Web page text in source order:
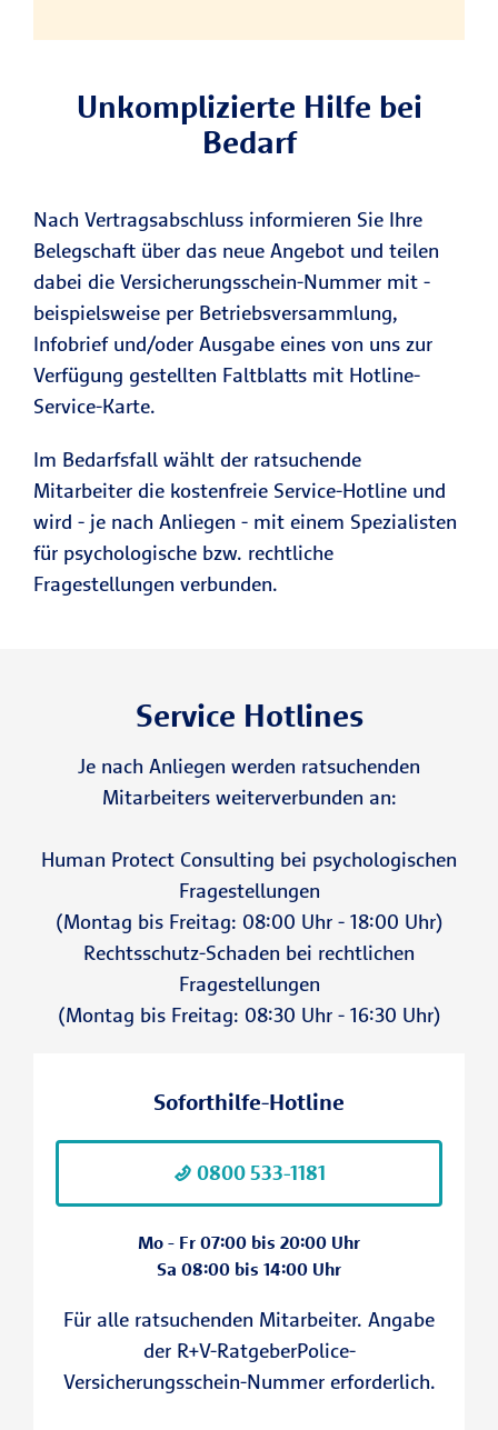
Unkomplizierte Hilfe bei
Bedarf
Nach Vertragsabschluss informieren Sie Ihre
Belegschaft über das neue Angebot und teilen
dabei die Versicherungsschein-Nummer mit -
beispielsweise per Betriebsversammlung,
Infobrief und/oder Ausgabe eines von uns zur
Verfügung gestellten Faltblatts mit Hotline-
Service-Karte.
Im Bedarfsfall wählt der ratsuchende
Mitarbeiter die kostenfreie Service-Hotline und
wird - je nach Anliegen - mit einem Spezialisten
für psychologische bzw. rechtliche
Fragestellungen verbunden.
Service Hotlines
Je nach Anliegen werden ratsuchenden
Mitarbeiters weiterverbunden an:
Human Protect Consulting bei psychologischen
Fragestellungen
(Montag bis Freitag: 08:00 Uhr - 18:00 Uhr)
Rechtsschutz-Schaden bei rechtlichen
Fragestellungen
(Montag bis Freitag: 08:30 Uhr - 16:30 Uhr)
Soforthilfe-Hotline
0800 533-1181
Mo - Fr 07:00 bis 20:00 Uhr
Sa 08:00 bis 14:00 Uhr
Für alle ratsuchenden Mitarbeiter. Angabe
der R+V-RatgeberPolice-
Versicherungsschein-Nummer erforderlich.